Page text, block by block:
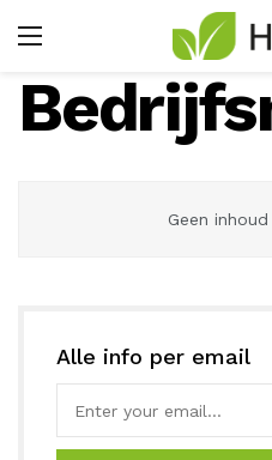
Geen
Alle info per email